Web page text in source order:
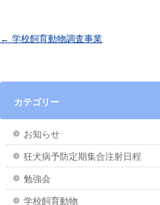
投稿ナビゲーション
← 学校飼育動物調査事業
カテゴリー
お知らせ
狂犬病予防定期集合注射日程
勉強会
学校飼育動物